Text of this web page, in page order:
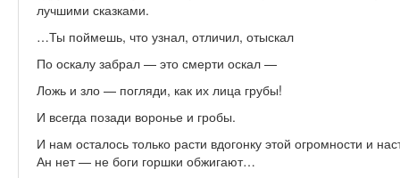
лучшими сказками.
…Ты поймешь, что узнал, отличил, отыскал
По оскалу забрал — это смерти оскал —
Ложь и зло — погляди, как их лица грубы!
И всегда позади воронье и гробы.
И нам осталось только расти вдогонку этой огромности и
Ан нет — не боги горшки обжигают…